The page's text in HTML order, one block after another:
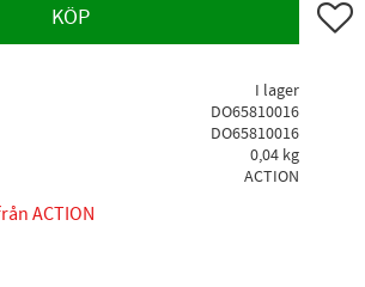
KÖP Lägg
I lager
DO65810016
DO65810016
0,04 kg
ACTION
ACTION